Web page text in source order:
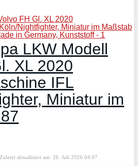
LKW Modell
XL 2020
IFL
Miniatur im
Zuletzt aktualisiert am: 26. Juli 2026 04:07